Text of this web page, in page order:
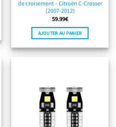
de croisement – Citroën C-Crosser
(2007-2012)
59.99€
AJOUTER AU PANIER